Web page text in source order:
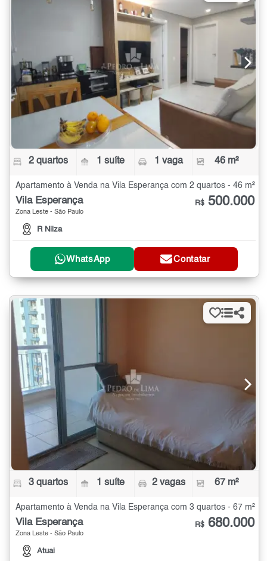
2 quartos 1 suíte 1 vaga 46 m²
Apartamento à Venda na Vila Esperança com 2 quartos - 46 m²
Vila Esperança
Zona Leste - São Paulo
R Nilza
R$ 500.000
WhatsApp Contatar
3 quartos 1 suíte 2 vagas 67 m²
Apartamento à Venda na Vila Esperança com 3 quartos - 67 m²
Vila Esperança
Zona Leste - São Paulo
Atuai
R$ 680.000